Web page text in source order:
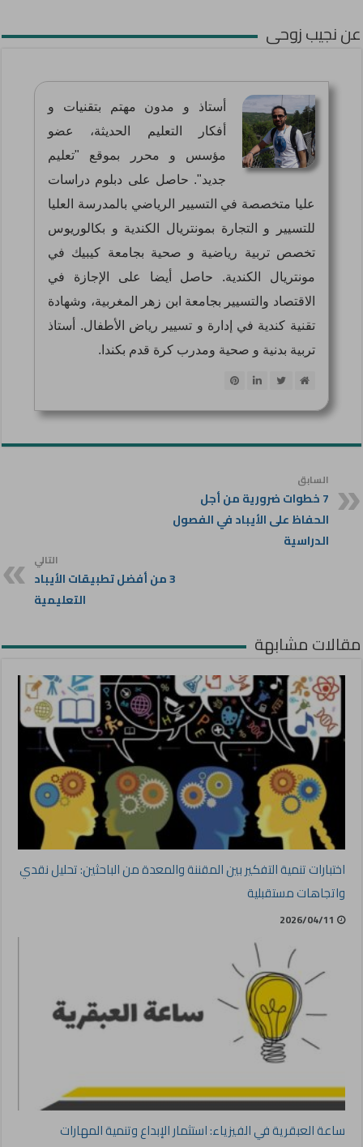
عن نجيب زوحى
أستاذ و مدون مهتم بتقنيات و
أفكار التعليم الحديثة، عضو
مؤسس و محرر بموقع "تعليم
جديد". حاصل على دبلوم دراسات
عليا متخصصة في التسيير الرياضي بالمدرسة العليا
للتسيير و التجارة بمونتريال الكندية و بكالوريوس
تخصص تربية رياضية و صحية بجامعة كيبيك في
مونتريال الكندية. حاصل أيضا على الإجازة في
الاقتصاد والتسيير بجامعة ابن زهر المغربية، وشهادة
تقنية كندية في إدارة و تسيير رياض الأطفال. أستاذ
تربية بدنية و صحية ومدرب كرة قدم بكندا.
السابق
7 خطوات ضرورية من أجل
الحفاظ على الأيباد في الفصول
الدراسية
التالي
3 من أفضل تطبيقات الأيباد
التعليمية
مقالات مشابهة
اختبارات تنمية التفكير بين المقننة والمعدة من الباحثين: تحليل نقدي
واتجاهات مستقبلية
2026/04/11
ساعة العبقرية في الفيزياء: استثمار الإبداع وتنمية المهارات